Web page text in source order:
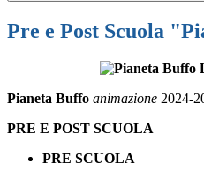
Pre e Post Scuola
Pianeta Buffo animazione 2024-
PRE E POST SCUOLA
PRE SCUOLA